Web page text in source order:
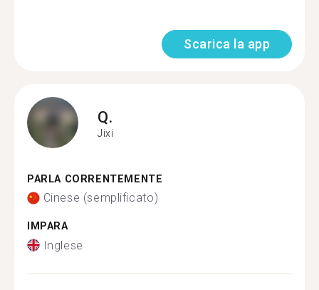
Scarica la app
Q.
Jixi
PARLA CORRENTEMENTE
Cinese (semplificato)
IMPARA
Inglese